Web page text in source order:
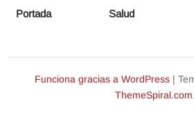
Portada
Salud
Funciona gracias a WordPress |
ThemeSpiral.com.